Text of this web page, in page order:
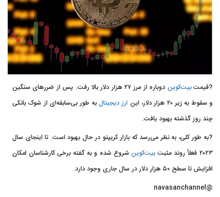
?قیمتبیت‌کوین
دوباره از مرز ۲۷ هزار دلار بالا رفت. پس از ضررهای سنگین
و سقوط به زیر ۲۰ هزار دلار، این
ارز دیجیتالبه طور بی‌سابقه‌ای از شوک بانکی
چند روز گذشته بهبود یافت.
?به طور کلی، به نظر می‌رسد که بازار کریپتو در حال بهبود است. تا اینجای سال
۲۰۲۳ فعلاً روند مثبت
بیت‌کوینشروع شده و به گفته برخی کارشناسان امکان
افزایش تا سطح ۵۰ هزار دلار در سال جاری وجود دارد.
@navasanchannel